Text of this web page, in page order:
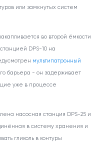
или замкнутых систем
во второй ёмкости
DPS-10 на
мультипатронный
барьера - он задерживает
уже в процессе
насосная станция DPS-25 и
в систему хранения и
гликоль в контуры